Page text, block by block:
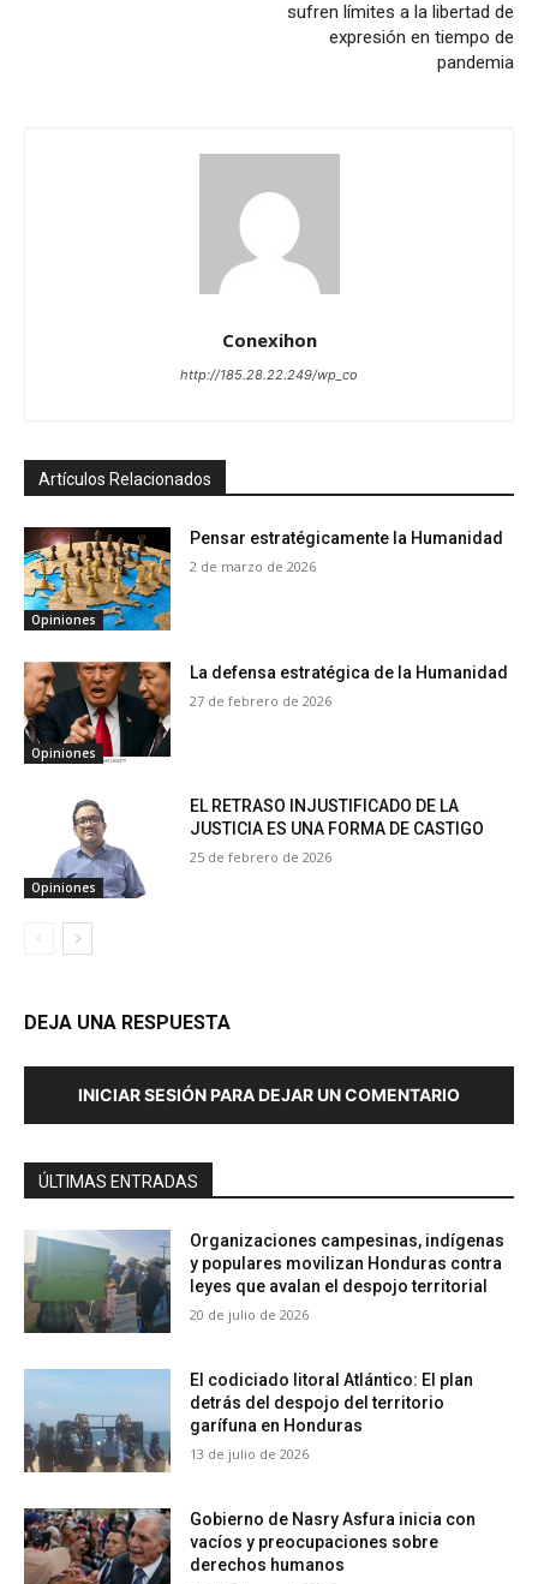
sufren límites a la libertad de
expresión en tiempo de
pandemia
Conexihon
http://185.28.22.249/wp_co
Artículos Relacionados
Opiniones
Pensar estratégicamente la Humanidad
2 de marzo de 2026
Opiniones
La defensa estratégica de la Humanidad
27 de febrero de 2026
Opiniones
EL RETRASO INJUSTIFICADO DE LA
JUSTICIA ES UNA FORMA DE CASTIGO
25 de febrero de 2026
DEJA UNA RESPUESTA
INICIAR SESIÓN PARA DEJAR UN COMENTARIO
ÚLTIMAS ENTRADAS
Organizaciones campesinas, indígenas
y populares movilizan Honduras contra
leyes que avalan el despojo territorial
20 de julio de 2026
El codiciado litoral Atlántico: El plan
detrás del despojo del territorio
garífuna en Honduras
13 de julio de 2026
Gobierno de Nasry Asfura inicia con
vacíos y preocupaciones sobre
derechos humanos